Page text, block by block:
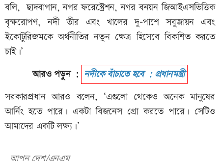
বলি, ছাদবাগান, নগর ফরেস্ট্রেশন, নগর বনয়ন জিআইএসভিত্তিক
বৃক্ষরোপণ, নদী তীর এবং খালের দু-পাশে সবুজায়ন এবং
ইকোটুরিজমকে অর্থনীতির নতুন ক্ষেত্র হিসেবে বিকশিত করতে
চাই।’
আরও পড়ুন : নদীকে বাঁচাতে হবে : প্রধানমন্ত্রী
সরকারপ্রধান আরও বলেন, ‘এগুলো থেকেও অনেক মানুষের
আর্নিং হতে পারে। একটা বিজনেস গ্রো করতে পারে। সেটিও
আমাদের একটি লক্ষ্য।’